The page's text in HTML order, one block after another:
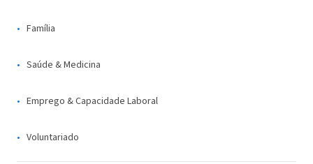
Família
Saúde & Medicina
Emprego & Capacidade Laboral
Voluntariado